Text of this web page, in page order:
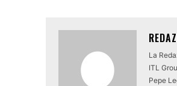
La
ITL
Pepe